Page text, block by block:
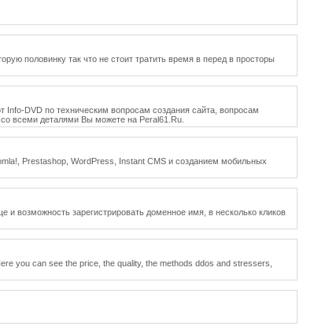
половинку так что не стоит тратить время в перед в просторы
DVD по техническим вопросам создания сайта, вопросам
всеми деталями Вы можете на Peral61.Ru.
Prestashop, WordPress, Instant CMS и созданием мобильных
возможность зарегистрировать доменное имя, в несколько кликов
you can see the price, the quality, the methods ddos and stressers,